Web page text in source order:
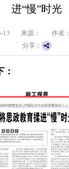
进“慢”时光
13 来源： 作者：
分享：